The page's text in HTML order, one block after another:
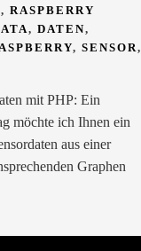
, RASPBERRY
, DATEN,
, SENSOR,
mit PHP: Ein
möchte ich Ihnen ein
aus einer
Graphen